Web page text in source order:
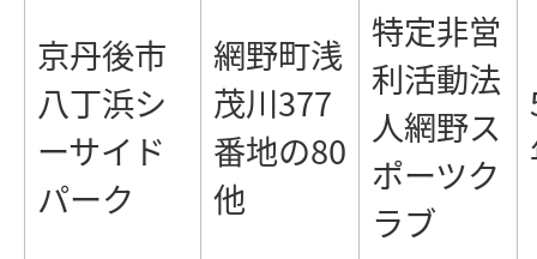
京丹後市
八丁浜シ
ーサイド
パーク
網野町浅
茂川377
番地の80
他
特定非営
利活動法
人網野ス
ポーツク
ラブ